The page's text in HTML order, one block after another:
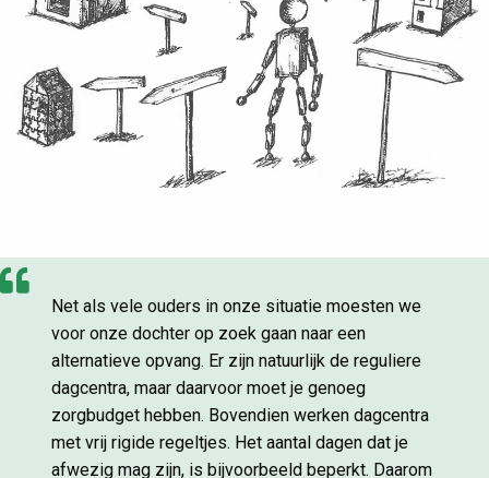
Net als vele ouders in onze situatie moesten we
voor onze dochter op zoek gaan naar een
alternatieve opvang. Er zijn natuurlijk de reguliere
dagcentra, maar daarvoor moet je genoeg
zorgbudget hebben. Bovendien werken dagcentra
met vrij rigide regeltjes. Het aantal dagen dat je
afwezig mag zijn, is bijvoorbeeld beperkt. Daarom